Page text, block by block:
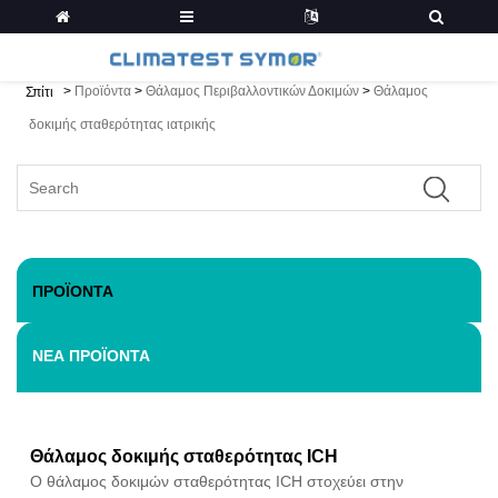
Σπίτι > Προϊόντα > Θάλαμος Περιβαλλοντικών Δοκιμών > Θάλαμος
δοκιμής σταθερότητας ιατρικής
ΠΡΟΪΌΝΤΑ
ΝΈΑ ΠΡΟΪΌΝΤΑ
Θάλαμος δοκιμής σταθερότητας ICH
Ο θάλαμος δοκιμών σταθερότητας ICH στοχεύει στην